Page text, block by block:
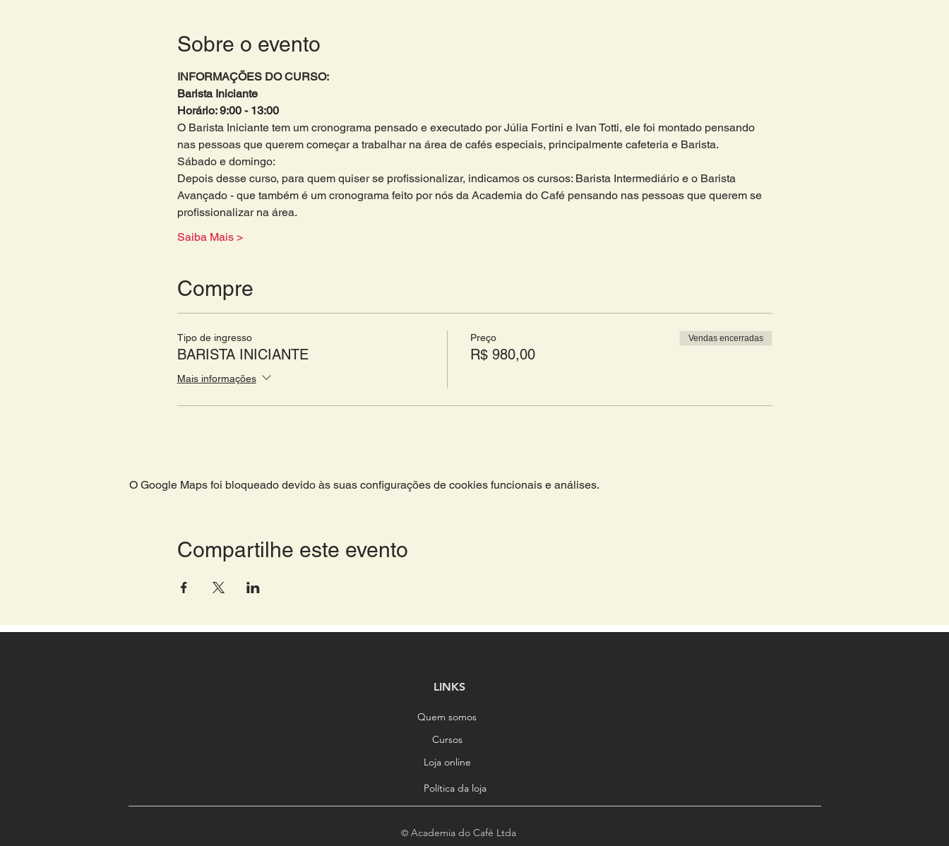
Sobre o evento
INFORMAÇÕES DO CURSO:
Barista Iniciante
Horário: 9:00 - 13:00
O Barista Iniciante tem um cronograma pensado e executado por Júlia Fortini e Ivan Totti, ele foi montado pensando
nas pessoas que querem começar a trabalhar na área de cafés especiais, principalmente cafeteria e Barista.
Sábado e domingo:
Depois desse curso, para quem quiser se profissionalizar, indicamos os cursos: Barista Intermediário e o Barista
Avançado - que também é um cronograma feito por nós da Academia do Café pensando nas pessoas que querem se
profissionalizar na área.
Saiba Mais >
Compre
Tipo de ingresso
BARISTA INICIANTE
Mais informações
Preço
R$ 980,00
Vendas encerradas
O Google Maps foi bloqueado devido às suas configurações de cookies funcionais e análises.
Compartilhe este evento
LINKS
Quem somos
Cursos
Loja online
Política da loja
© Academia do Café Ltda